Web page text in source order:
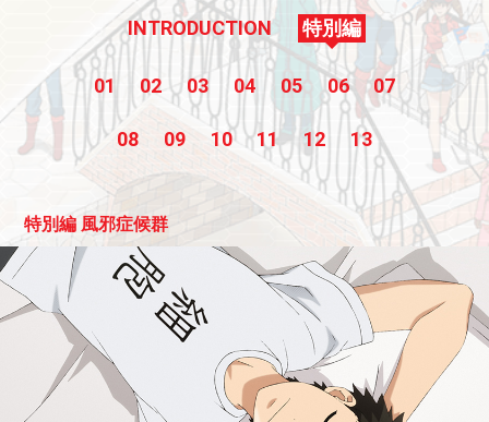
STORY
STAFF/CAST
CHARACTER
MUSIC
ON AIR
MOVIE
COMIC
Blu-ray&DVD
GOODS
INTRODUCTION 特別編
01 02 03 04 05 06 07
08 09 10 11 12 13
特別編 風邪症候群